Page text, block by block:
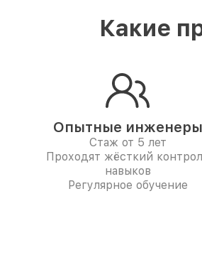
Какие
Опытные инженеры
Стаж от 5 лет
Проходят жёсткий
навыков
Регулярное обучение